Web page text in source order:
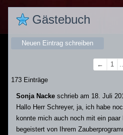
Gästebuch
← 1
173 Einträge
Sonja Nackeschrieb am 18. Juli
Hallo Herr Schreyer, ja, ich habe
konnte mich auch noch mit ein
begeistert von Ihrem